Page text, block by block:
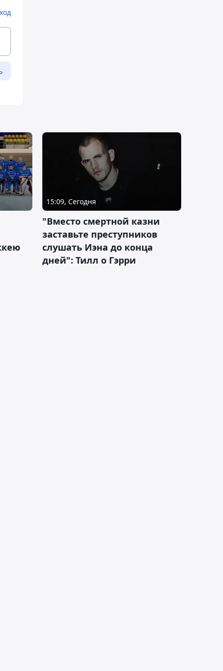
15:09, Сегодня
"Вместо смертной казни
заставьте преступников
слушать Иэна до конца
дней": Тилл о Гэрри